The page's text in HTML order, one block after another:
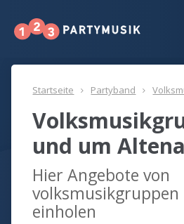
Startseite Partyband
und um Altena
Hier Angebote von
volksmusikgruppen
einholen